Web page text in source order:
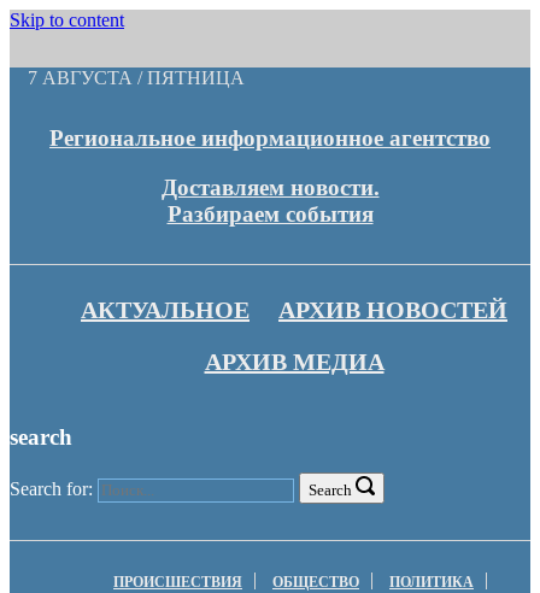
Skip to content
7 АВГУСТА / ПЯТНИЦА
Региональное информационное агентство
Доставляем новости.
Разбираем события
АКТУАЛЬНОЕ
АРХИВ НОВОСТЕЙ
АРХИВ МЕДИА
search
Search for: Search
ПРОИСШЕСТВИЯ ОБЩЕСТВО ПОЛИТИКА